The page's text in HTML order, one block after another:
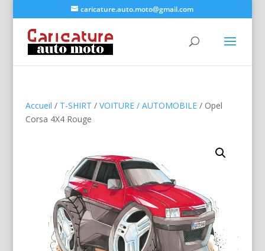
caricature.auto.moto@gmail.com
Accueil / T-SHIRT / VOITURE / AUTOMOBILE/ Opel
Corsa 4X4 Rouge